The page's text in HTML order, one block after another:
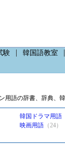
験 韓国語教室
語の辞書、辞典、
韓国ドラマ用語
映画用語 （24）